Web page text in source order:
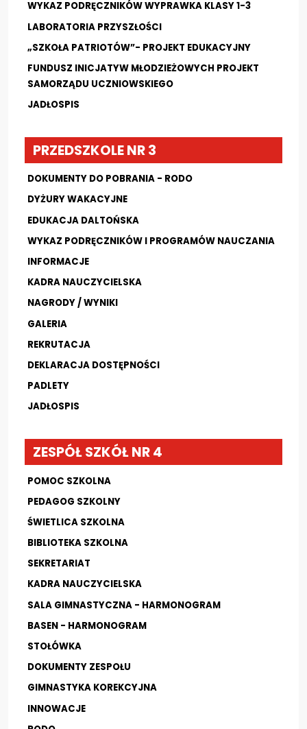
Kadra nauczycielska
Aktywna tablica
Do pobrania - nauczyciele
27 stycznia- Międzynarodowy Dzień Pamięci
o Ofiarach Holokaustu
Konkurs
Aktualności
Kontakt
WYKAZ PODRĘCZNIKÓW WYPRAWKA KLASY 1-3
LABORATORIA PRZYSZŁOŚCI
„SZKOŁA PATRIOTÓW”- PROJEKT EDUKACYJNY
FUNDUSZ INICJATYW MŁODZIEŻOWYCH PROJEKT
SAMORZĄDU UCZNIOWSKIEGO
JADŁOSPIS
PRZEDSZKOLE NR 3
DOKUMENTY DO POBRANIA - RODO
DYŻURY WAKACYJNE
EDUKACJA DALTOŃSKA
WYKAZ PODRĘCZNIKÓW I PROGRAMÓW NAUCZANIA
INFORMACJE
KADRA NAUCZYCIELSKA
NAGRODY / WYNIKI
GALERIA
REKRUTACJA
DEKLARACJA DOSTĘPNOŚCI
PADLETY
JADŁOSPIS
ZESPÓŁ SZKÓŁ NR 4
POMOC SZKOLNA
PEDAGOG SZKOLNY
ŚWIETLICA SZKOLNA
BIBLIOTEKA SZKOLNA
SEKRETARIAT
KADRA NAUCZYCIELSKA
SALA GIMNASTYCZNA - HARMONOGRAM
BASEN - HARMONOGRAM
STOŁÓWKA
DOKUMENTY ZESPOŁU
GIMNASTYKA KOREKCYJNA
INNOWACJE